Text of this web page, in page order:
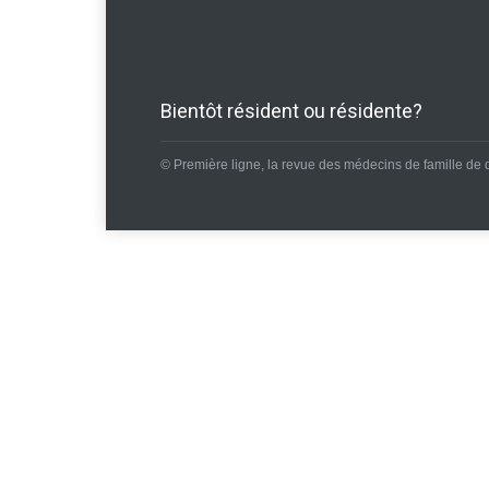
Bientôt résident ou résidente?
© Première ligne, la revue des médecins de famille de